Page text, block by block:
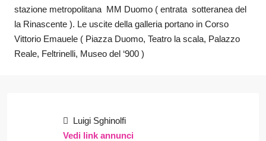
stazione metropolitana MM Duomo ( entrata sotteranea del
la Rinascente ). Le uscite della galleria portano in Corso
Vittorio Emauele ( Piazza Duomo, Teatro la scala, Palazzo
Reale, Feltrinelli, Museo del ‘900 )
Luigi Sghinolfi
Vedi link annunci